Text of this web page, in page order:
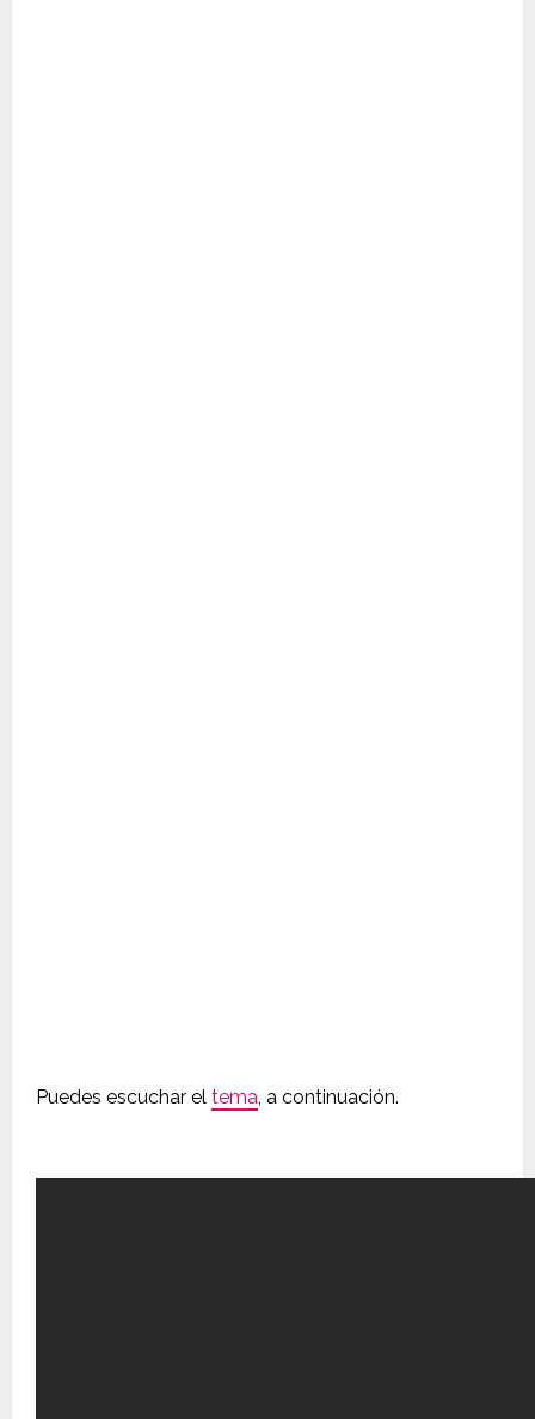
Puedes escuchar el tema, a continuación.